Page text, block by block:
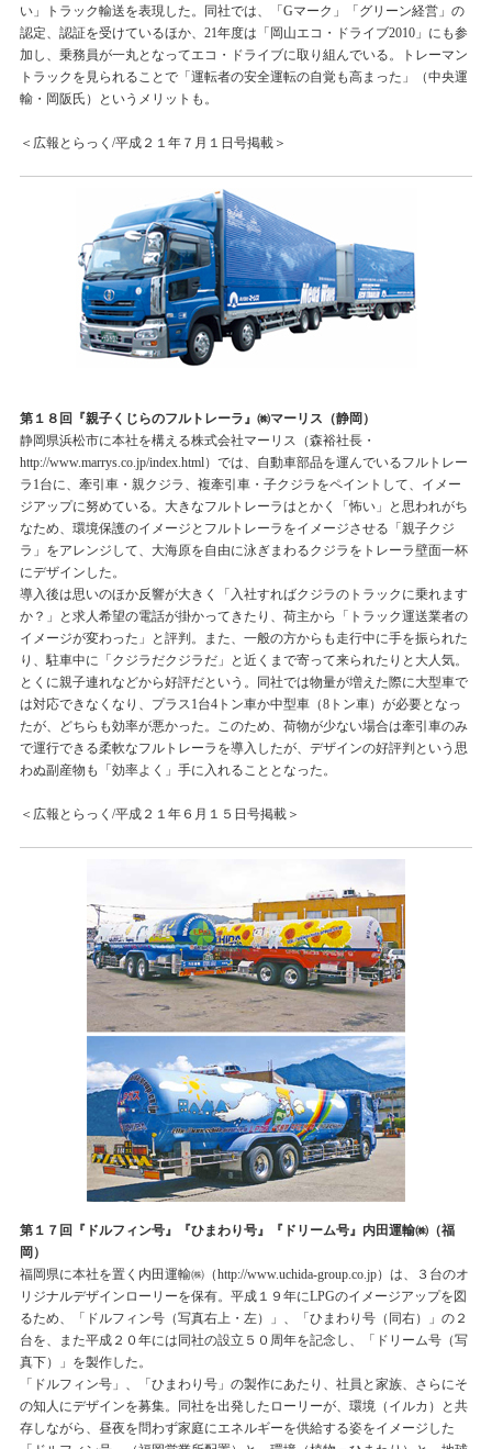
い」トラック輸送を表現した。同社では、「Gマーク」「グリーン経営」の
認定、認証を受けているほか、21年度は「岡山エコ・ドライブ2010」にも参
加し、乗務員が一丸となってエコ・ドライブに取り組んでいる。トレーマン
トラックを見られることで「運転者の安全運転の自覚も高まった」（中央運
輸・岡阪氏）というメリットも。
＜広報とらっく/平成２１年７月１日号掲載＞
第１８回『親子くじらのフルトレーラ』㈱マーリス（静岡）
静岡県浜松市に本社を構える株式会社マーリス（森裕社長・
http://www.marrys.co.jp/index.html）では、自動車部品を運んでいるフルトレー
ラ1台に、牽引車・親クジラ、複牽引車・子クジラをペイントして、イメー
ジアップに努めている。大きなフルトレーラはとかく「怖い」と思われがち
なため、環境保護のイメージとフルトレーラをイメージさせる「親子クジ
ラ」をアレンジして、大海原を自由に泳ぎまわるクジラをトレーラ壁面一杯
にデザインした。
導入後は思いのほか反響が大きく「入社すればクジラのトラックに乗れます
か？」と求人希望の電話が掛かってきたり、荷主から「トラック運送業者の
イメージが変わった」と評判。また、一般の方からも走行中に手を振られた
り、駐車中に「クジラだクジラだ」と近くまで寄って来られたりと大人気。
とくに親子連れなどから好評だという。同社では物量が増えた際に大型車で
は対応できなくなり、プラス1台4トン車か中型車（8トン車）が必要となっ
たが、どちらも効率が悪かった。このため、荷物が少ない場合は牽引車のみ
で運行できる柔軟なフルトレーラを導入したが、デザインの好評判という思
わぬ副産物も「効率よく」手に入れることとなった。
＜広報とらっく/平成２１年６月１５日号掲載＞
第１７回『ドルフィン号』『ひまわり号』『ドリーム号』内田運輸㈱（福
岡）
福岡県に本社を置く内田運輸㈱（http://www.uchida-group.co.jp）は、３台のオ
リジナルデザインローリーを保有。平成１９年にLPGのイメージアップを図
るため、「ドルフィン号（写真右上・左）」、「ひまわり号（同右）」の２
台を、また平成２０年には同社の設立５０周年を記念し、「ドリーム号（写
真下）」を製作した。
「ドルフィン号」、「ひまわり号」の製作にあたり、社員と家族、さらにそ
の知人にデザインを募集。同社を出発したローリーが、環境（イルカ）と共
存しながら、昼夜を問わず家庭にエネルギーを供給する姿をイメージした